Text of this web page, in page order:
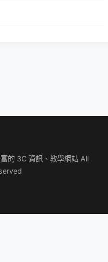
的 3C 資訊、教學網站 All